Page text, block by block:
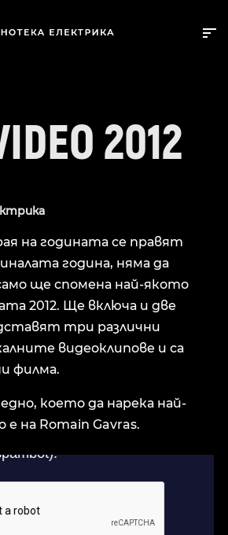
2012
на годината се правят
година, няма да
ще спомена най-якото
2012. Ще включа и две
три различни
видеоклипове и са
филма.
което да нарека най-
е на Romain Gavras.